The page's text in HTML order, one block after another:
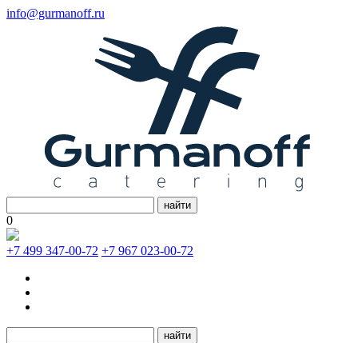
info@gurmanoff.ru
найти
0
+7 499 347-00-72 +7 967 023-00-72
найти